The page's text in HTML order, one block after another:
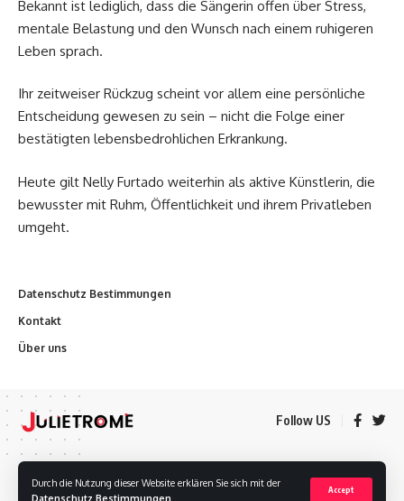
Durch die Nutzung dieser Website erklären Sie sich mit der
Datenschutz Bestimmungen
Accept
Bekannt ist lediglich, dass die Sängerin offen über Stress,
mentale Belastung und den Wunsch nach einem ruhigeren
Leben sprach.
Ihr zeitweiser Rückzug scheint vor allem eine persönliche
Entscheidung gewesen zu sein – nicht die Folge einer
bestätigten lebensbedrohlichen Erkrankung.
Heute gilt Nelly Furtado weiterhin als aktive Künstlerin, die
bewusster mit Ruhm, Öffentlichkeit und ihrem Privatleben
umgeht.
Datenschutz Bestimmungen
Kontakt
Über uns
Follow US
Über uns